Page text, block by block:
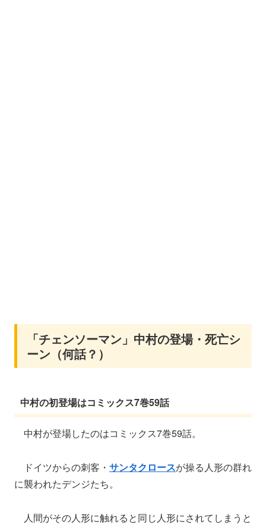
「チェンソーマン」中村の登場・死亡シ
ーン（何話？）
中村の初登場はコミックス7巻59話
中村が登場したのはコミックス7巻59話。
ドイツからの刺客・ サンタクロースが操る人形の群れ
に襲われたデンジたち。
人間がその人形に触れると同じ人形にされてしまうと